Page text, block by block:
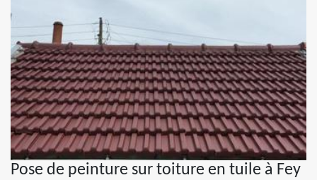
Pose de peinture sur toiture en tuile à Fey